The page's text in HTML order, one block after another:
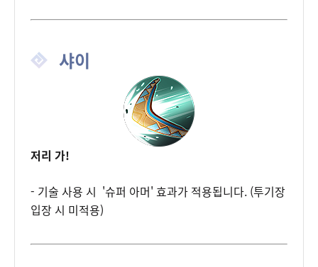
샤이
저리 가!
- 기술 사용 시 '슈퍼 아머' 효과가 적용됩니다. (투기장
입장 시 미적용)